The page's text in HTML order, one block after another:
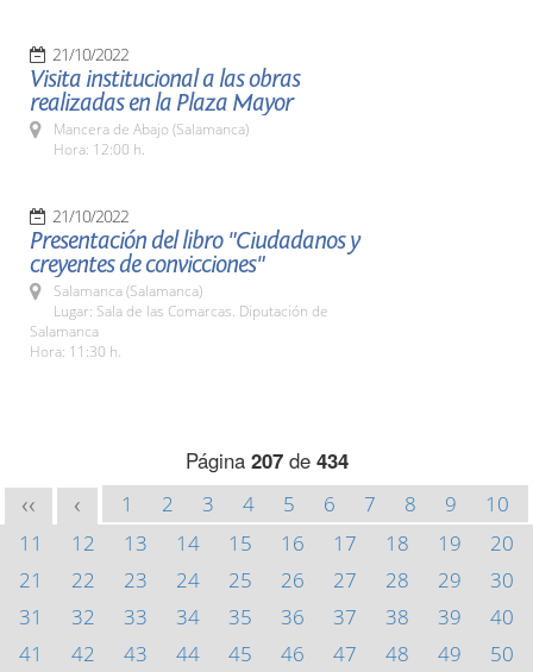
21/10/2022
Visita institucional a las obras
realizadas en la Plaza Mayor
Mancera de Abajo (Salamanca)
Hora: 12:00 h.
21/10/2022
Presentación del libro "Ciudadanos y
creyentes de convicciones"
Salamanca (Salamanca)
Lugar: Sala de las Comarcas. Diputación de
Salamanca
Hora: 11:30 h.
Página 207de 434
<< < 1 2 3 4 5 6 7 8 9
10
11
12 13 14 15 16 17 18 19
20
21
22 23 24 25 26 27 28 29
30
31
32 33 34 35 36 37 38 39
40
41
42 43 44 45 46 47 48 49
50